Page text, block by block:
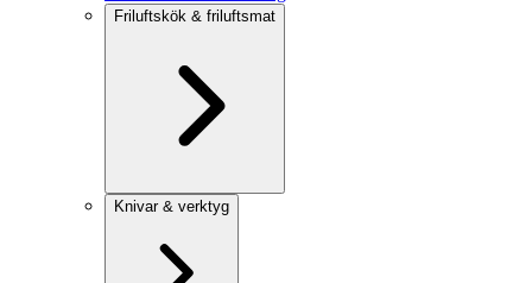
Friluftskök & friluftsmat
Knivar & verktyg